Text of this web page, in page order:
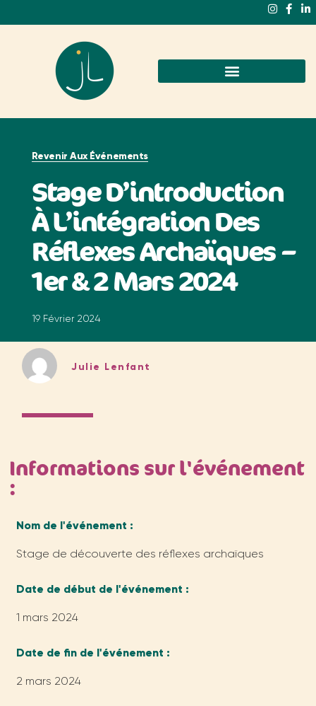
Revenir Aux Événements
Stage D’introduction
À L’intégration Des
Réflexes Archaïques –
1er & 2 Mars 2024
19 Février 2024
Julie Lenfant
Informations sur l'événement
:
Nom de l'événement :
Stage de découverte des réflexes archaïques
Date de début de l'événement :
1 mars 2024
Date de fin de l'événement :
2 mars 2024